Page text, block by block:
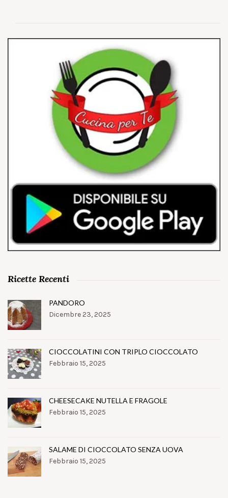
Ricette Recenti
PANDORO
Dicembre 23, 2025
CIOCCOLATINI CON TRIPLO CIOCCOLATO
Febbraio 15, 2025
CHEESECAKE NUTELLA E FRAGOLE
Febbraio 15, 2025
SALAME DI CIOCCOLATO SENZA UOVA
Febbraio 15, 2025